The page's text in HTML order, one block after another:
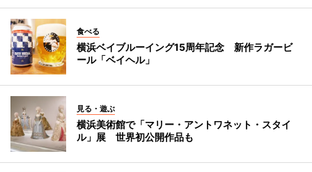
食べる
横浜ベイブルーイング15周年記念 新作ラガービ
ール「ベイヘル」
見る・遊ぶ
横浜美術館で「マリー・アントワネット・スタイ
ル」展 世界初公開作品も